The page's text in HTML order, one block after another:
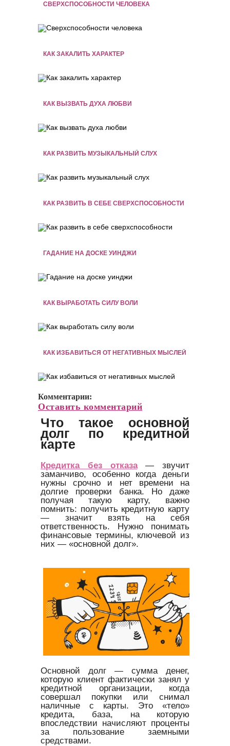
СВЕРХСПОСОБНОСТИ ЧЕЛОВЕКА
КАК ЗАКАЛИТЬ ХАРАКТЕР
КАК ВЫЗВАТЬ ДУХА ЛЮБВИ
КАК РАЗВИТЬ МУЗЫКАЛЬНЫЙ СЛУХ
КАК РАЗВИТЬ В СЕБЕ СВЕРХСПОСОБНОСТИ
ГАДАНИЕ НА ДОСКЕ УИНДЖИ
КАК ВЫРАБОТАТЬ СИЛУ ВОЛИ
КАК ИЗБАВИТЬСЯ ОТ НЕГАТИВНЫХ МЫСЛЕЙ
Комментарии:
Оставить комментарий
Что такое основной
долг по кредитной
карте
Кредитка без отказа— звучит
заманчиво, особенно когда деньги
нужны срочно и нет времени на
долгие проверки банка. Но даже
получая такую карту, важно
помнить: получить кредитную карту
— значит взять на себя
ответственность. Нужно понимать
финансовые термины, ключевой из
них — «основной долг».
Основной долг — сумма денег,
которую клиент фактически занял у
кредитной организации, когда
совершал покупки или снимал
наличные с карты. Это «тело»
кредита, база, на которую
впоследствии начисляют проценты
за пользование заемными
средствами.